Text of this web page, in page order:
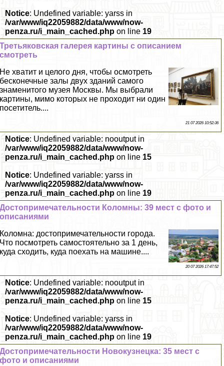
Notice: Undefined variable: yarss in
/var/www/iq22059882/data/www/now-
penza.ru/i_main_cached.php on line 19
Третьяковская галерея картины с описанием
смотреть
Не хватит и целого дня, чтобы осмотреть
бесконечные залы двух зданий самого
знаменитого музея Москвы. Мы выбрали
картины, мимо которых не проходит ни один
посетитель....
21 07 2026 10:52:36
Notice: Undefined variable: nooutput in
/var/www/iq22059882/data/www/now-
penza.ru/i_main_cached.php on line 15
Notice: Undefined variable: yarss in
/var/www/iq22059882/data/www/now-
penza.ru/i_main_cached.php on line 19
Достопримечательности Коломны: 39 мест с фото и
описаниями
Коломна: достопримечательности города.
Что посмотреть самостоятельно за 1 день,
куда сходить, куда поехать на машине....
20 07 2026 17:47:52
Notice: Undefined variable: nooutput in
/var/www/iq22059882/data/www/now-
penza.ru/i_main_cached.php on line 15
Notice: Undefined variable: yarss in
/var/www/iq22059882/data/www/now-
penza.ru/i_main_cached.php on line 19
Достопримечательности Новокузнецка: 35 мест с
фото и описаниями